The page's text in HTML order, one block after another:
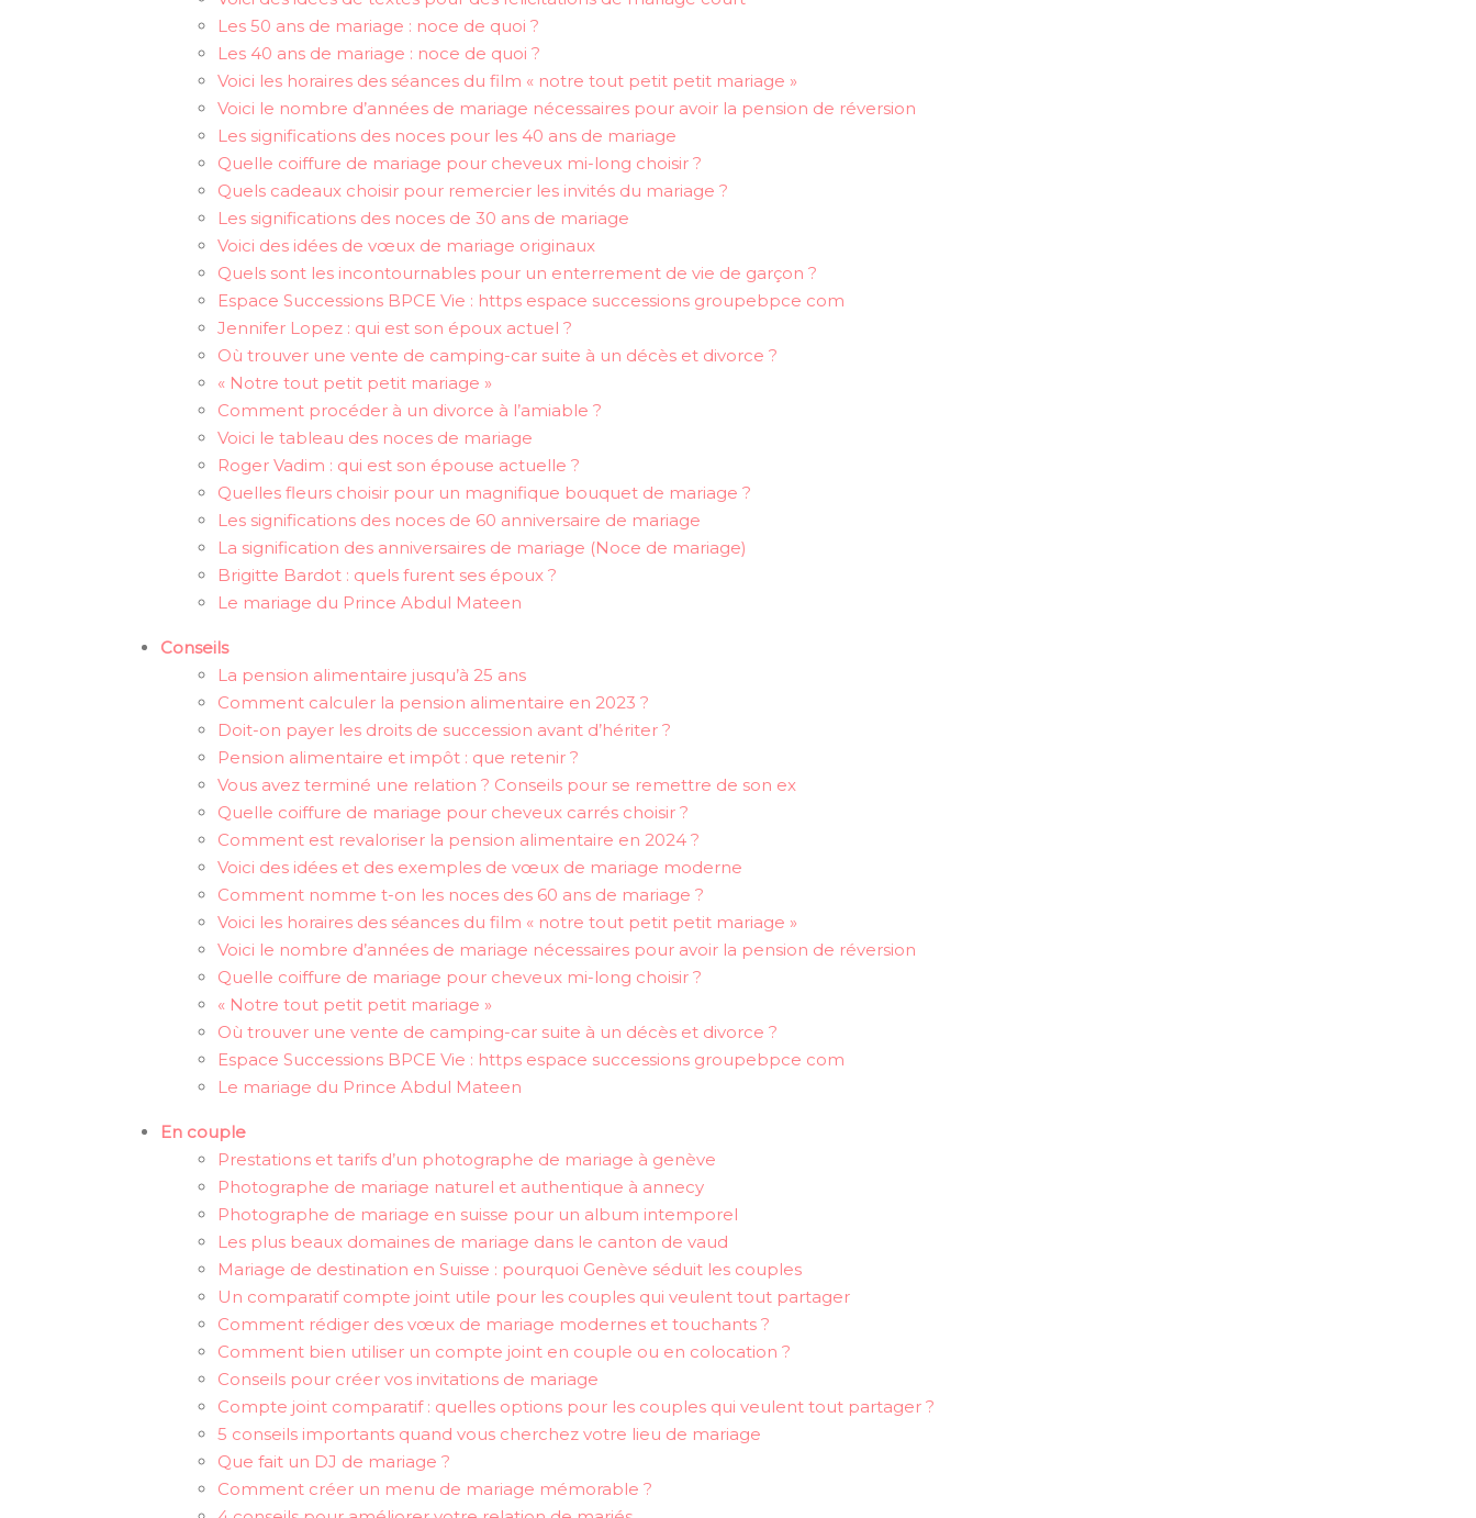
Les 50 ans de mariage : noce de quoi ?
Les 40 ans de mariage : noce de quoi ?
Voici les horaires des séances du film « notre tout petit petit mariage »
Voici le nombre d’années de mariage nécessaires pour avoir la pension de réversion
Les significations des noces pour les 40 ans de mariage
Quelle coiffure de mariage pour cheveux mi-long choisir ?
Quels cadeaux choisir pour remercier les invités du mariage ?
Les significations des noces de 30 ans de mariage
Voici des idées de vœux de mariage originaux
Quels sont les incontournables pour un enterrement de vie de garçon ?
Espace Successions BPCE Vie : https espace successions groupebpce com
Jennifer Lopez : qui est son époux actuel ?
Où trouver une vente de camping-car suite à un décès et divorce ?
« Notre tout petit petit mariage »
Comment procéder à un divorce à l’amiable ?
Voici le tableau des noces de mariage
Roger Vadim : qui est son épouse actuelle ?
Quelles fleurs choisir pour un magnifique bouquet de mariage ?
Les significations des noces de 60 anniversaire de mariage
La signification des anniversaires de mariage (Noce de mariage)
Brigitte Bardot : quels furent ses époux ?
Le mariage du Prince Abdul Mateen
Conseils
La pension alimentaire jusqu’à 25 ans
Comment calculer la pension alimentaire en 2023 ?
Doit-on payer les droits de succession avant d’hériter ?
Pension alimentaire et impôt : que retenir ?
Vous avez terminé une relation ? Conseils pour se remettre de son ex
Quelle coiffure de mariage pour cheveux carrés choisir ?
Comment est revaloriser la pension alimentaire en 2024 ?
Voici des idées et des exemples de vœux de mariage moderne
Comment nomme t-on les noces des 60 ans de mariage ?
Voici les horaires des séances du film « notre tout petit petit mariage »
Voici le nombre d’années de mariage nécessaires pour avoir la pension de réversion
Quelle coiffure de mariage pour cheveux mi-long choisir ?
« Notre tout petit petit mariage »
Où trouver une vente de camping-car suite à un décès et divorce ?
Espace Successions BPCE Vie : https espace successions groupebpce com
Le mariage du Prince Abdul Mateen
En couple
Prestations et tarifs d’un photographe de mariage à genève
Photographe de mariage naturel et authentique à annecy
Photographe de mariage en suisse pour un album intemporel
Les plus beaux domaines de mariage dans le canton de vaud
Mariage de destination en Suisse : pourquoi Genève séduit les couples
Un comparatif compte joint utile pour les couples qui veulent tout partager
Comment rédiger des vœux de mariage modernes et touchants ?
Comment bien utiliser un compte joint en couple ou en colocation ?
Conseils pour créer vos invitations de mariage
Compte joint comparatif : quelles options pour les couples qui veulent tout partager ?
5 conseils importants quand vous cherchez votre lieu de mariage
Que fait un DJ de mariage ?
Comment créer un menu de mariage mémorable ?